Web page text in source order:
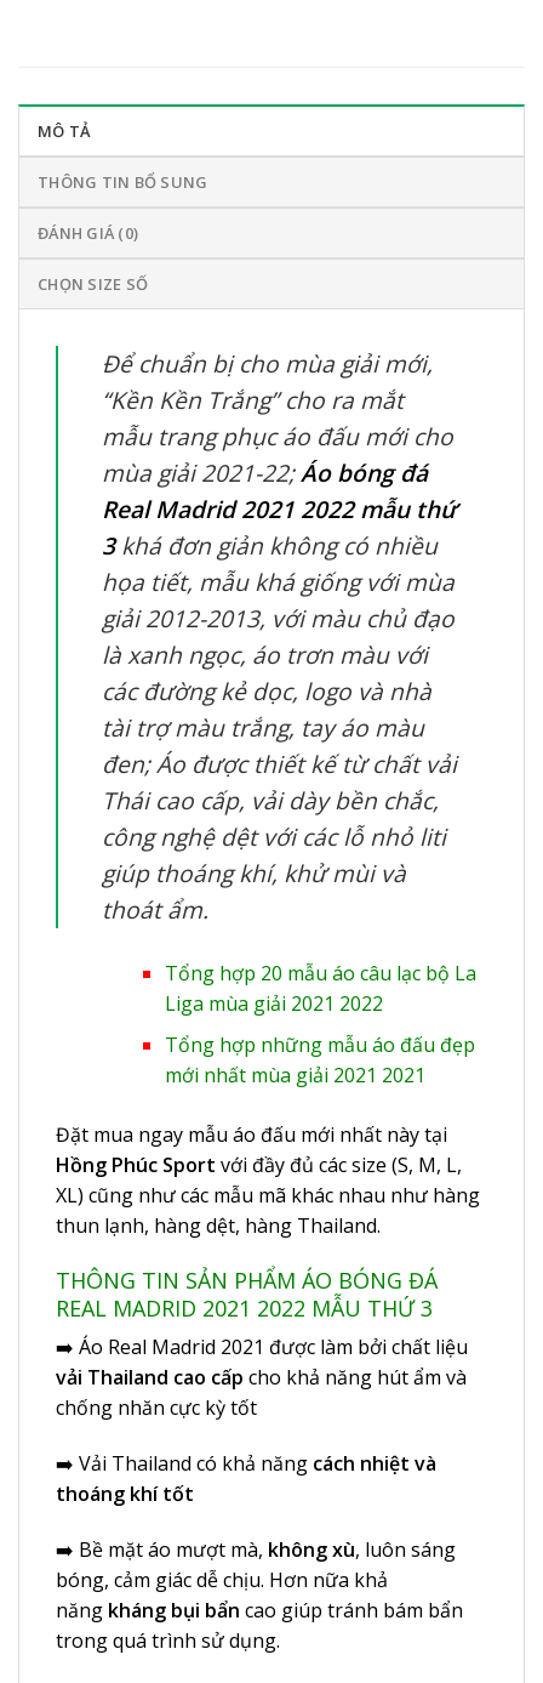
MÔ TẢ
THÔNG TIN BỔ SUNG
ĐÁNH GIÁ (0)
CHỌN SIZE SỐ
Để chuẩn bị cho mùa giải mới,
“Kền Kền Trắng” cho ra mắt
mẫu trang phục áo đấu mới cho
mùa giải 2021-22;Áo bóng đá
Real Madrid 2021 2022 mẫu thứ
3khá đơn giản không có nhiều
họa tiết, mẫu khá giống với mùa
giải 2012-2013, với màu chủ đạo
là xanh ngọc, áo trơn màu với
các đường kẻ dọc, logo và nhà
tài trợ màu trắng, tay áo màu
đen; Áo được thiết kế từ chất vải
Thái cao cấp, vải dày bền chắc,
công nghệ dệt với các lỗ nhỏ liti
giúp thoáng khí, khử mùi và
thoát ẩm.
Tổng hợp 20 mẫu áo câu lạc bộ La
Liga mùa giải 2021 2022
Tổng hợp những mẫu áo đấu đẹp
mới nhất mùa giải 2021 2021
Đặt mua ngay mẫu áo đấu mới nhất này tại
Hồng Phúc Sport với đầy đủ các size (S, M, L,
XL) cũng như các mẫu mã khác nhau như hàng
thun lạnh, hàng dệt, hàng Thailand.
THÔNG TIN SẢN PHẨM ÁO BÓNG ĐÁ
REAL MADRID 2021 2022 MẪU THỨ 3
➡️ Áo Real Madrid 2021 được làm bởi chất liệu
vải Thailand cao cấp cho khả năng hút ẩm và
chống nhăn cực kỳ tốt
➡️ Vải Thailand có khả năng cách nhiệt và
thoáng khí tốt
➡️ Bề mặt áo mượt mà, không xù, luôn sáng
bóng, cảm giác dễ chịu. Hơn nữa khả
năng kháng bụi bẩn cao giúp tránh bám bẩn
trong quá trình sử dụng.